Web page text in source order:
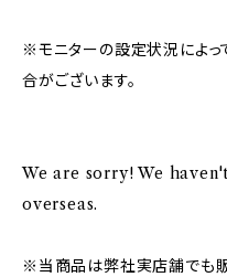
※モニターの設定状況によ
合がございます。
We are sorry! We
overseas.
※当商品は弊社実店舗でも販